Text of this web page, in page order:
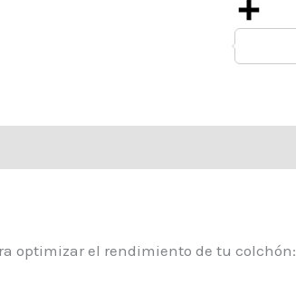
Pinterest
optimizar el rendimiento de tu colchón: